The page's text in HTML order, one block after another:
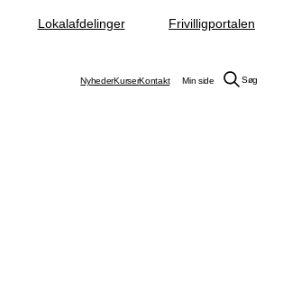
Lokalafdelinger Frivilligportalen
NyhederKurserKontakt Min side Søg